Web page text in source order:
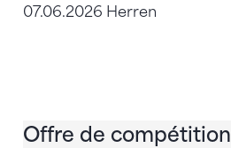
07.06.2026 Herren
Offre de compétition